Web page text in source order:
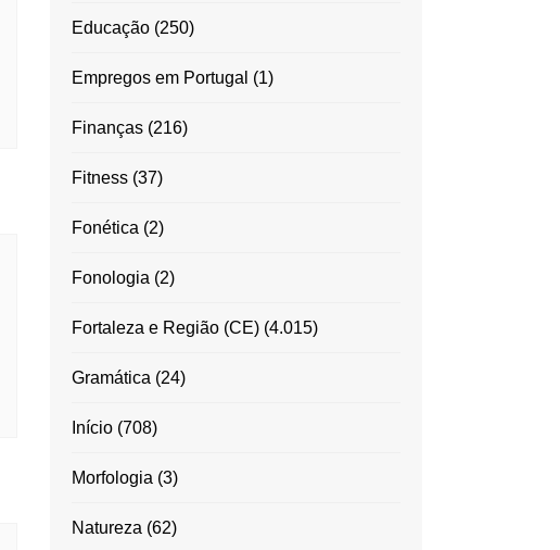
Educação(250)
Empregos em Portugal (1)
Finanças(216)
Fitness(37)
Fonética (2)
Fonologia (2)
Fortaleza e Região (CE)(4.015)
Gramática (24)
Início(708)
Morfologia (3)
Natureza (62)